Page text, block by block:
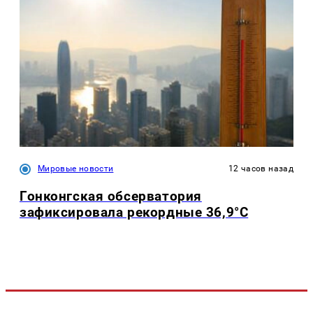
Мировые новости 12 часов назад
Гонконгская обсерватория
зафиксировала рекордные 36,9°C